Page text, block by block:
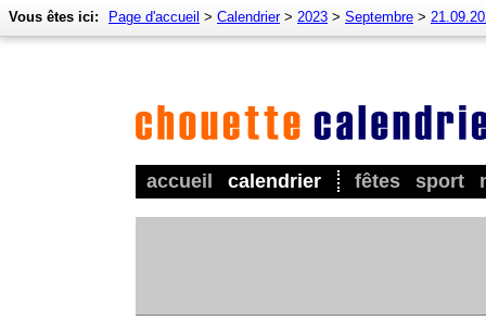
accueil calendrier fêtes sport
Vous êtes ici: Page d'accueil > Calendrier> 2023 > Septembre >